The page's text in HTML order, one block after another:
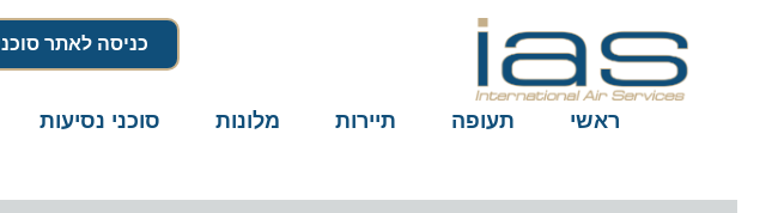
כניסה לאתר סוכנים
ראשי תעופה תיירות מלונות סוכני נסיעות